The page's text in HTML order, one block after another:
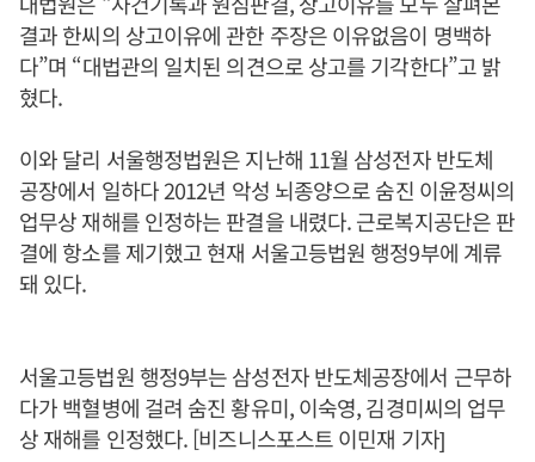
결과 한씨의 상고이유에 관한 주장은 이유없음이 명백하
다”며 “대법관의 일치된 의견으로 상고를 기각한다”고 밝
혔다.
이와 달리 서울행정법원은 지난해 11월 삼성전자 반도체
공장에서 일하다 2012년 악성 뇌종양으로 숨진 이윤정씨의
업무상 재해를 인정하는 판결을 내렸다. 근로복지공단은 판
결에 항소를 제기했고 현재 서울고등법원 행정9부에 계류
돼 있다.
서울고등법원 행정9부는 삼성전자 반도체공장에서 근무하
다가 백혈병에 걸려 숨진 황유미, 이숙영, 김경미씨의 업무
상 재해를 인정했다. [비즈니스포스트 이민재 기자]